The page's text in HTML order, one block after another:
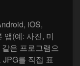
iOS,
앱(예: 사진, 미
은 프로그램으
를 직접 표